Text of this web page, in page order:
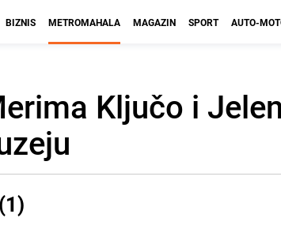
BIZNIS METROMAHALA MAGAZIN SPORT AUTO-
Ključo i